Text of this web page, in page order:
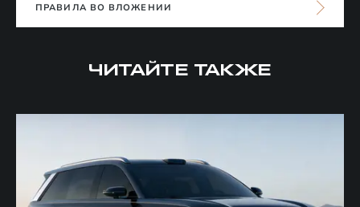
ПРАВИЛА ВО ВЛОЖЕНИИ
ЧИТАЙТЕ ТАКЖЕ